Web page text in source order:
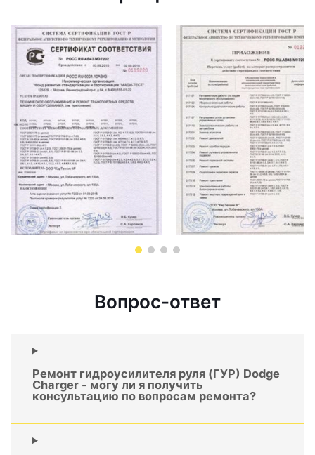
Вопрос-ответ
Ремонт гидроусилителя руля (ГУР) Dodge
Charger - могу ли я получить
консультацию по вопросам ремонта?